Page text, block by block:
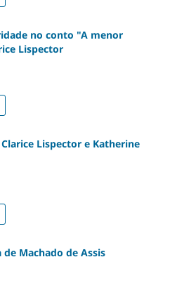
no conto "A menor
Lispector
Lispector e Katherine
Machado de Assis